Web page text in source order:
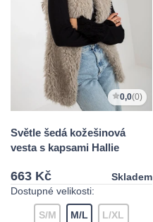
0,0(0)
Světle šedá kožešinová
vesta s kapsami Hallie
663 Kč
Skladem
Dostupné velikosti:
S/M M/L L/XL